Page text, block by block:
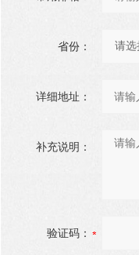
省份：
详细地址：
补充说明：
验证码：